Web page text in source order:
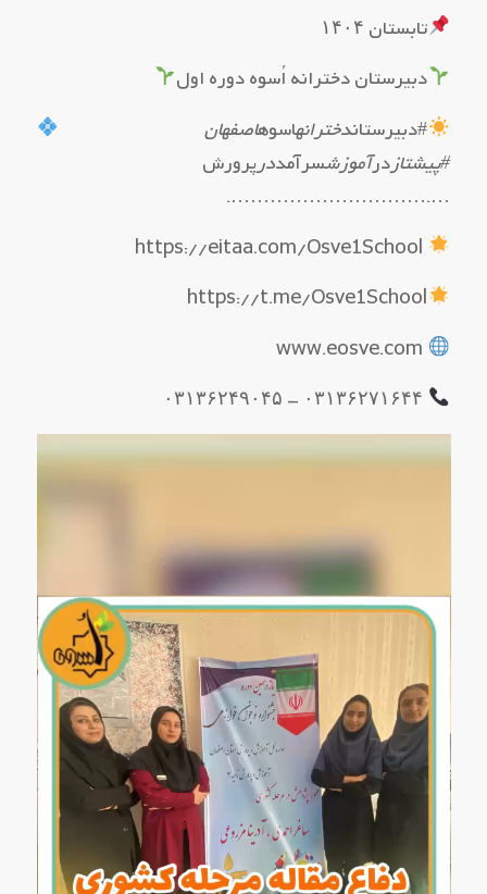
تابستان ۱۴۰۴
دبیرستان دخترانه اُسوه دوره اول
#دبیرستاندخترانهاسوهاصفهان
#پیشتازدرآموزشسرآمددرپرورش
….………………………….
https://t.me/Osve1School